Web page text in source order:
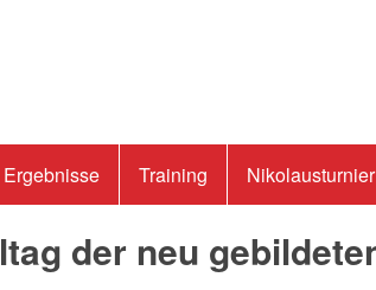
Ergebnisse Training Nikolausturnier
der neu